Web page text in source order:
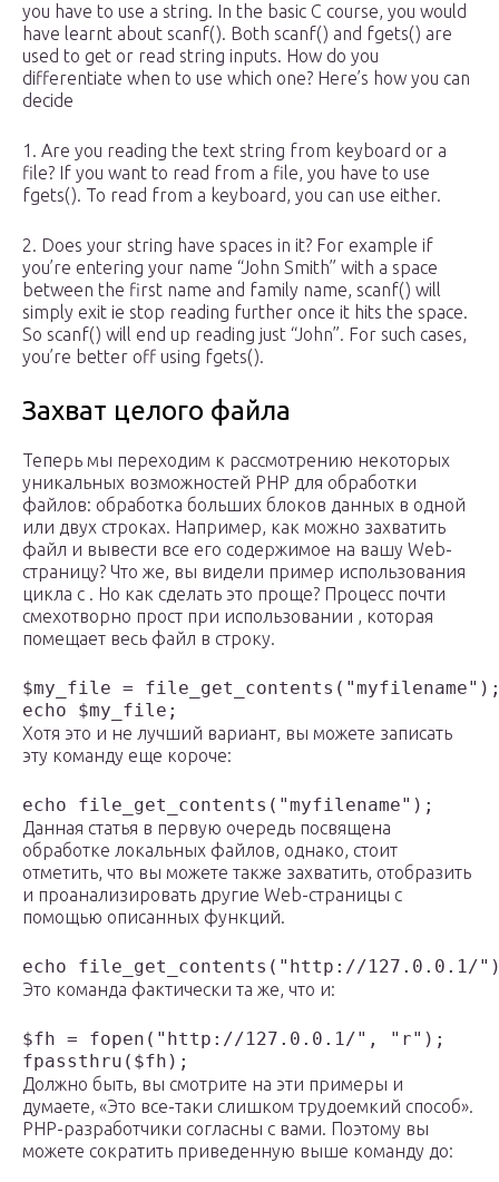
you have to use a string. In the basic C course, you would
have learnt about scanf(). Both scanf() and fgets() are
used to get or read string inputs. How do you
differentiate when to use which one? Here’s how you can
decide
1. Are you reading the text string from keyboard or a
file? If you want to read from a file, you have to use
fgets(). To read from a keyboard, you can use either.
2. Does your string have spaces in it? For example if
you’re entering your name “John Smith” with a space
between the first name and family name, scanf() will
simply exit ie stop reading further once it hits the space.
So scanf() will end up reading just “John”. For such cases,
you’re better off using fgets().
Захват целого файла
Теперь мы переходим к рассмотрению некоторых
уникальных возможностей PHP для обработки
файлов: обработка больших блоков данных в одной
или двух строках. Например, как можно захватить
файл и вывести все его содержимое на вашу Web-
страницу? Что же, вы видели пример использования
цикла с . Но как сделать это проще? Процесс почти
смехотворно прост при использовании , которая
помещает весь файл в строку.
$my_file =
echo $my_file;
Хотя это и не лучший вариант, вы можете записать
эту команду еще короче:
echo file_get_contents("myfilename");
Данная статья в первую очередь посвящена
обработке локальных файлов, однако, стоит
отметить, что вы можете также захватить, отобразить
и проанализировать другие Web-страницы с
помощью описанных функций.
echo file_get_contents("http://127.0.0.1/
Это команда фактически та же, что и:
$fh = fopen("http://127.0.0.1/", "r");
fpassthru($fh);
Должно быть, вы смотрите на эти примеры и
думаете, «Это все-таки слишком трудоемкий способ».
PHP-разработчики согласны с вами. Поэтому вы
можете сократить приведенную выше команду до: